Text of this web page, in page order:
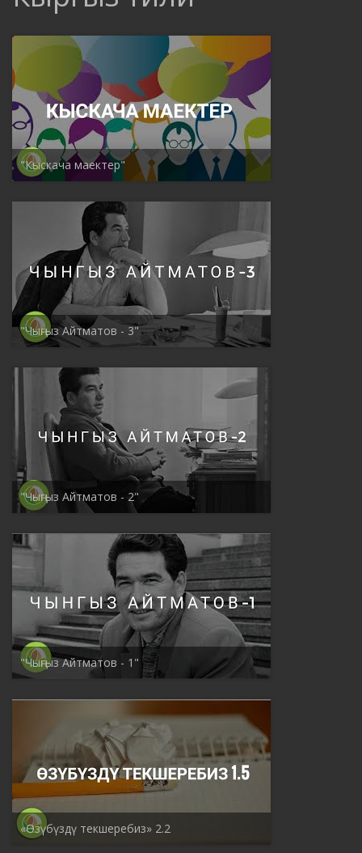
"Кыскача маектер"
"Чыңгыз Айтматов - 3"
"Чыңгыз Айтматов - 2"
"Чыңгыз Айтматов - 1"
«Өзүбүздү текшеребиз» 2.2